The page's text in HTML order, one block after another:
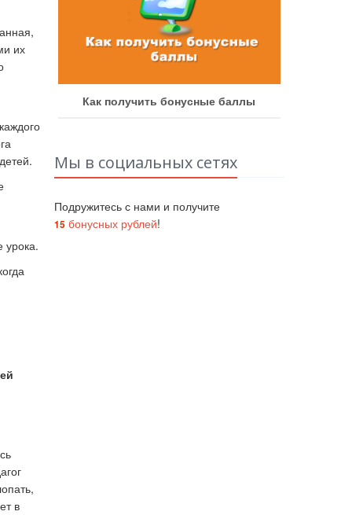
их
урока.
в
Как получить бонусные баллы
Мы в социальных сетях
Подружитесь с нами и получите
15бонусных рублей!